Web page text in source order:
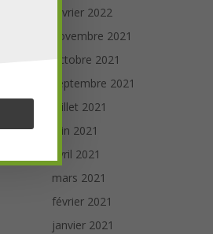
février 2022
novembre 2021
octobre 2021
septembre 2021
juillet 2021
juin 2021
avril 2021
mars 2021
février 2021
janvier 2021